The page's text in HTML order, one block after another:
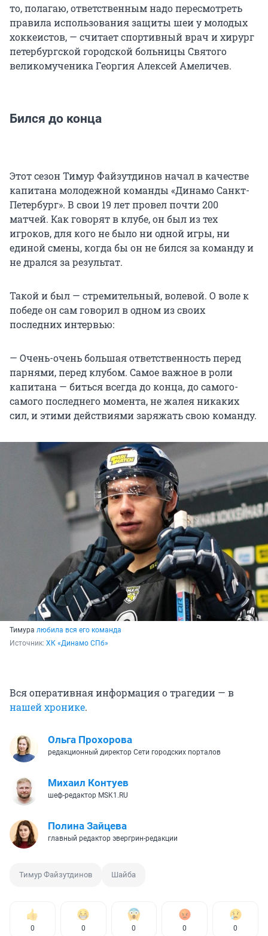
то, полагаю, ответственным надо пересмотреть
правила использования защиты шеи у молодых
хоккеистов, — считает спортивный врач и хирург
петербургской городской больницы Святого
великомученика Георгия Алексей Амеличев.
Бился до конца
Этот сезон Тимур Файзутдинов начал в качестве
капитана молодежной команды «Динамо Санкт-
Петербург». В свои 19 лет провел почти 200
матчей. Как говорят в клубе, он был из тех
игроков, для кого не было ни одной игры, ни
единой смены, когда бы он не бился за команду и
не дрался за результат.
Такой и был — стремительный, волевой. О воле к
победе он сам говорил в одном из своих
последних интервью:
— Очень-очень большая ответственность перед
парнями, перед клубом. Самое важное в роли
капитана — биться всегда до конца, до самого-
самого последнего момента, не жалея никаких
сил, и этими действиями заряжать свою команду.
Тимура любила вся его команда
Источник: ХК «Динамо СПб»
Вся оперативная информация о трагедии — в
нашей хронике.
Ольга Прохорова
редакционный директор Сети городских порталов
Михаил Контуев
шеф-редактор MSK1.RU
Полина Зайцева
главный редактор эвергрин-редакции
Тимур Файзутдинов Шайба
0 0 0 0 0